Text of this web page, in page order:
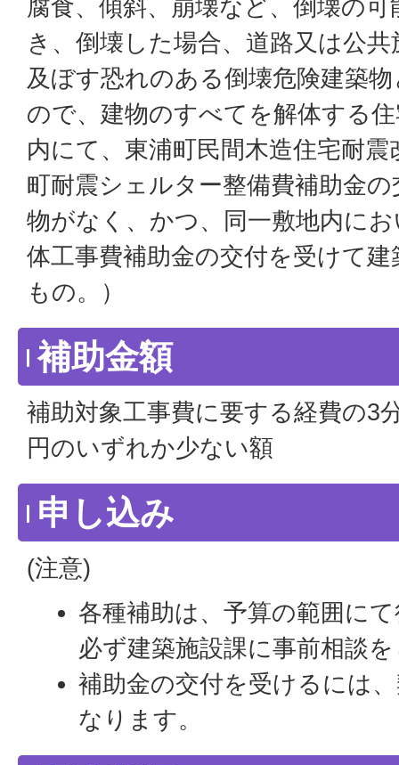
腐食、傾斜、崩壊など、倒壊の
き、倒壊した場合、道路又は公
及ぼす恐れのある倒壊危険建築
ので、建物のすべてを解体する
内にて、東浦町民間木造住宅耐
町耐震シェルター整備費補助金
物がなく、かつ、同一敷地内に
体工事費補助金の交付を受けて
もの。）
補助金額
補助対象工事費に要する経費の3
円のいずれか少ない額
申し込み
(注意)
各種補助は、予算の範囲に
必ず建築施設課に事前相談
補助金の交付を受けるには
なります。